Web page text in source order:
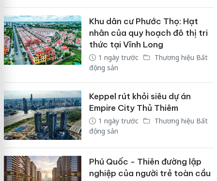
Khu dân cư Phước Thọ: Hạt
nhân của quy hoạch đô thị tri
thức tại Vĩnh Long
1 ngày trước
Thương hiệu Bất
động sản
Keppel rút khỏi siêu dự án
Empire City Thủ Thiêm
1 ngày trước
Thương hiệu Bất
động sản
Phú Quốc - Thiên đường lập
nghiệp của người trẻ toàn cầu